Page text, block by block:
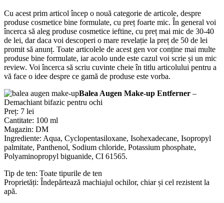
Cu acest prim articol încep o nouă categorie de articole, despre
produse cosmetice bine formulate, cu preț foarte mic. În general voi
încerca să aleg produse cosmetice ieftine, cu preț mai mic de 30-40
de lei, dar daca voi descoperi o mare revelație la preț de 50 de lei
promit să anunț. Toate articolele de acest gen vor conține mai multe
produse bine formulate, iar acolo unde este cazul voi scrie și un mic
review. Voi încerca să scriu cuvinte cheie în titlu articolului pentru a
vă face o idee despre ce gamă de produse este vorba.
Balea Augen Make-up Entferner –
Demachiant bifazic pentru ochi
Preț: 7 lei
Cantitate: 100 ml
Magazin: DM
Ingrediente: Aqua, Cyclopentasiloxane, Isohexadecane, Isopropyl
palmitate, Panthenol, Sodium chloride, Potassium phosphate,
Polyaminopropyl biguanide, CI 61565.
Tip de ten: Toate tipurile de ten
Proprietăți: Îndepărtează machiajul ochilor, chiar și cel rezistent la
apă.